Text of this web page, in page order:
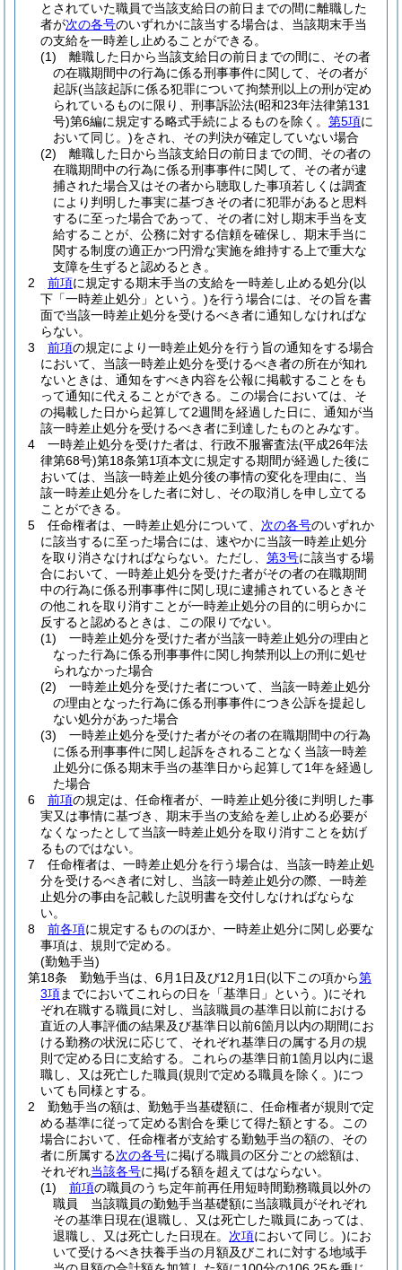
とされていた職員で当該支給日の前日までの間に離職した
者が次の各号のいずれかに該当する場合は、当該期末手当
の支給を一時差し止めることができる。
(1)
離職した日から当該支給日の前日までの間に、その者
の在職期間中の行為に係る刑事事件に関して、その者が
起訴(当該起訴に係る犯罪について拘禁刑以上の刑が定め
られているものに限り、刑事訴訟法(昭和23年法律第131
号)第6編に規定する略式手続によるものを除く。 第5項に
おいて同じ。)をされ、その判決が確定していない場合
(2)
離職した日から当該支給日の前日までの間、その者の
在職期間中の行為に係る刑事事件に関して、その者が逮
捕された場合又はその者から聴取した事項若しくは調査
により判明した事実に基づきその者に犯罪があると思料
するに至った場合であって、その者に対し期末手当を支
給することが、公務に対する信頼を確保し、期末手当に
関する制度の適正かつ円滑な実施を維持する上で重大な
支障を生ずると認めるとき。
2
前項に規定する期末手当の支給を一時差し止める処分(以
下「一時差止処分」という。)を行う場合には、その旨を書
面で当該一時差止処分を受けるべき者に通知しなければな
らない。
3
前項の規定により一時差止処分を行う旨の通知をする場合
において、当該一時差止処分を受けるべき者の所在が知れ
ないときは、通知をすべき内容を公報に掲載することをも
って通知に代えることができる。
この場合においては、そ
の掲載した日から起算して2週間を経過した日に、通知が当
該一時差止処分を受けるべき者に到達したものとみなす。
4
一時差止処分を受けた者は、行政不服審査法(平成26年法
律第68号)第18条第1項本文に規定する期間が経過した後に
おいては、当該一時差止処分後の事情の変化を理由に、当
該一時差止処分をした者に対し、その取消しを申し立てる
ことができる。
5
任命権者は、一時差止処分について、 次の各号のいずれか
に該当するに至った場合には、速やかに当該一時差止処分
を取り消さなければならない。 ただし、 第3号に該当する場
合において、一時差止処分を受けた者がその者の在職期間
中の行為に係る刑事事件に関し現に逮捕されているときそ
の他これを取り消すことが一時差止処分の目的に明らかに
反すると認めるときは、この限りでない。
(1)
一時差止処分を受けた者が当該一時差止処分の理由と
なった行為に係る刑事事件に関し拘禁刑以上の刑に処せ
られなかった場合
(2)
一時差止処分を受けた者について、当該一時差止処分
の理由となった行為に係る刑事事件につき公訴を提起し
ない処分があった場合
(3)
一時差止処分を受けた者がその者の在職期間中の行為
に係る刑事事件に関し起訴をされることなく当該一時差
止処分に係る期末手当の基準日から起算して1年を経過し
た場合
6
前項の規定は、任命権者が、一時差止処分後に判明した事
実又は事情に基づき、期末手当の支給を差し止める必要が
なくなったとして当該一時差止処分を取り消すことを妨げ
るものではない。
7
任命権者は、一時差止処分を行う場合は、当該一時差止処
分を受けるべき者に対し、当該一時差止処分の際、一時差
止処分の事由を記載した説明書を交付しなければならな
い。
8
前各項に規定するもののほか、一時差止処分に関し必要な
事項は、規則で定める。
(勤勉手当)
第18条
勤勉手当は、6月1日及び12月1日(以下この項から第
3項までにおいてこれらの日を「基準日」という。)にそれ
ぞれ在職する職員に対し、当該職員の基準日以前における
直近の人事評価の結果及び基準日以前6箇月以内の期間にお
ける勤務の状況に応じて、それぞれ基準日の属する月の規
則で定める日に支給する。
これらの基準日前1箇月以内に退
職し、又は死亡した職員(規則で定める職員を除く。)につ
いても同様とする。
2
勤勉手当の額は、勤勉手当基礎額に、任命権者が規則で定
める基準に従って定める割合を乗じて得た額とする。
この
場合において、任命権者が支給する勤勉手当の額の、その
者に所属する次の各号に掲げる職員の区分ごとの総額は、
それぞれ当該各号に掲げる額を超えてはならない。
(1)
前項の職員のうち定年前再任用短時間勤務職員以外の
職員 当該職員の勤勉手当基礎額に当該職員がそれぞれ
その基準日現在(退職し、又は死亡した職員にあっては、
退職し、又は死亡した日現在。 次項において同じ。)にお
いて受けるべき扶養手当の月額及びこれに対する地域手